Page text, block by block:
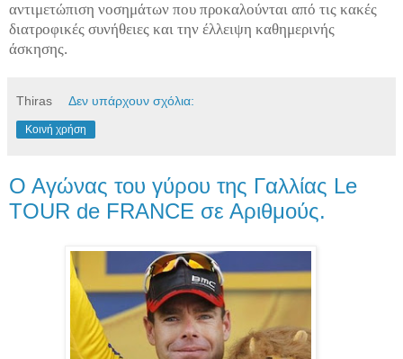
αντιμετώπιση νοσημάτων που προκαλούνται από τις κακές
διατροφικές συνήθειες και την έλλειψη καθημερινής
άσκησης.
Thiras Δεν υπάρχουν σχόλια:
Κοινή χρήση
Ο Αγώνας του γύρου της Γαλλίας Le
TOUR de FRANCE σε Αριθμούς.